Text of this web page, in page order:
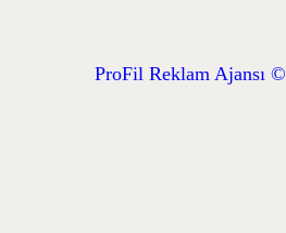
ProFil Reklam Ajansı ©